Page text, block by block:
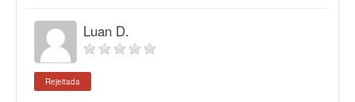
Luan D.
Rejeitada